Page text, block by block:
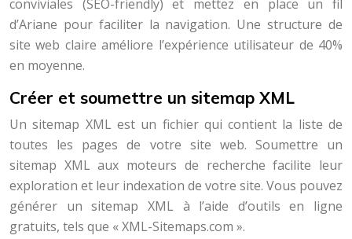
conviviales (SEO-friendly) et mettez en place un fil
d’Ariane pour faciliter la navigation. Une structure de
site web claire améliore l’expérience utilisateur de 40%
en moyenne.
Créer et soumettre un sitemap XML
Un sitemap XML est un fichier qui contient la liste de
toutes les pages de votre site web. Soumettre un
sitemap XML aux moteurs de recherche facilite leur
exploration et leur indexation de votre site. Vous pouvez
générer un sitemap XML à l’aide d’outils en ligne
gratuits, tels que « XML-Sitemaps.com ».